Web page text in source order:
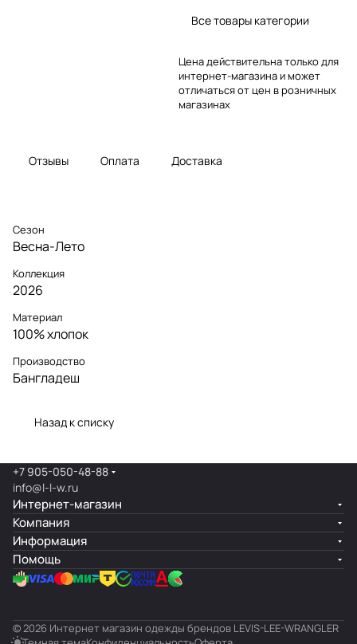
Все товары категории
Цена действительна только для
интернет-магазина и может
отличаться от цен в розничных
магазинах
Отзывы Оплата Доставка
Сезон
Весна-Лето
Коллекция
2026
Материал
100% хлопок
Производство
Бангладеш
Назад к списку
+7 905-050-48-88
info@l-l-w.ru
Интернет-магазин
Компания
Информация
Помощь
© 2026 Интернет магазин одежды брендов LEVIS-LEE-WRANGLER